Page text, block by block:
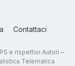
Contattaci
e rispettivi Autori –
Telematica